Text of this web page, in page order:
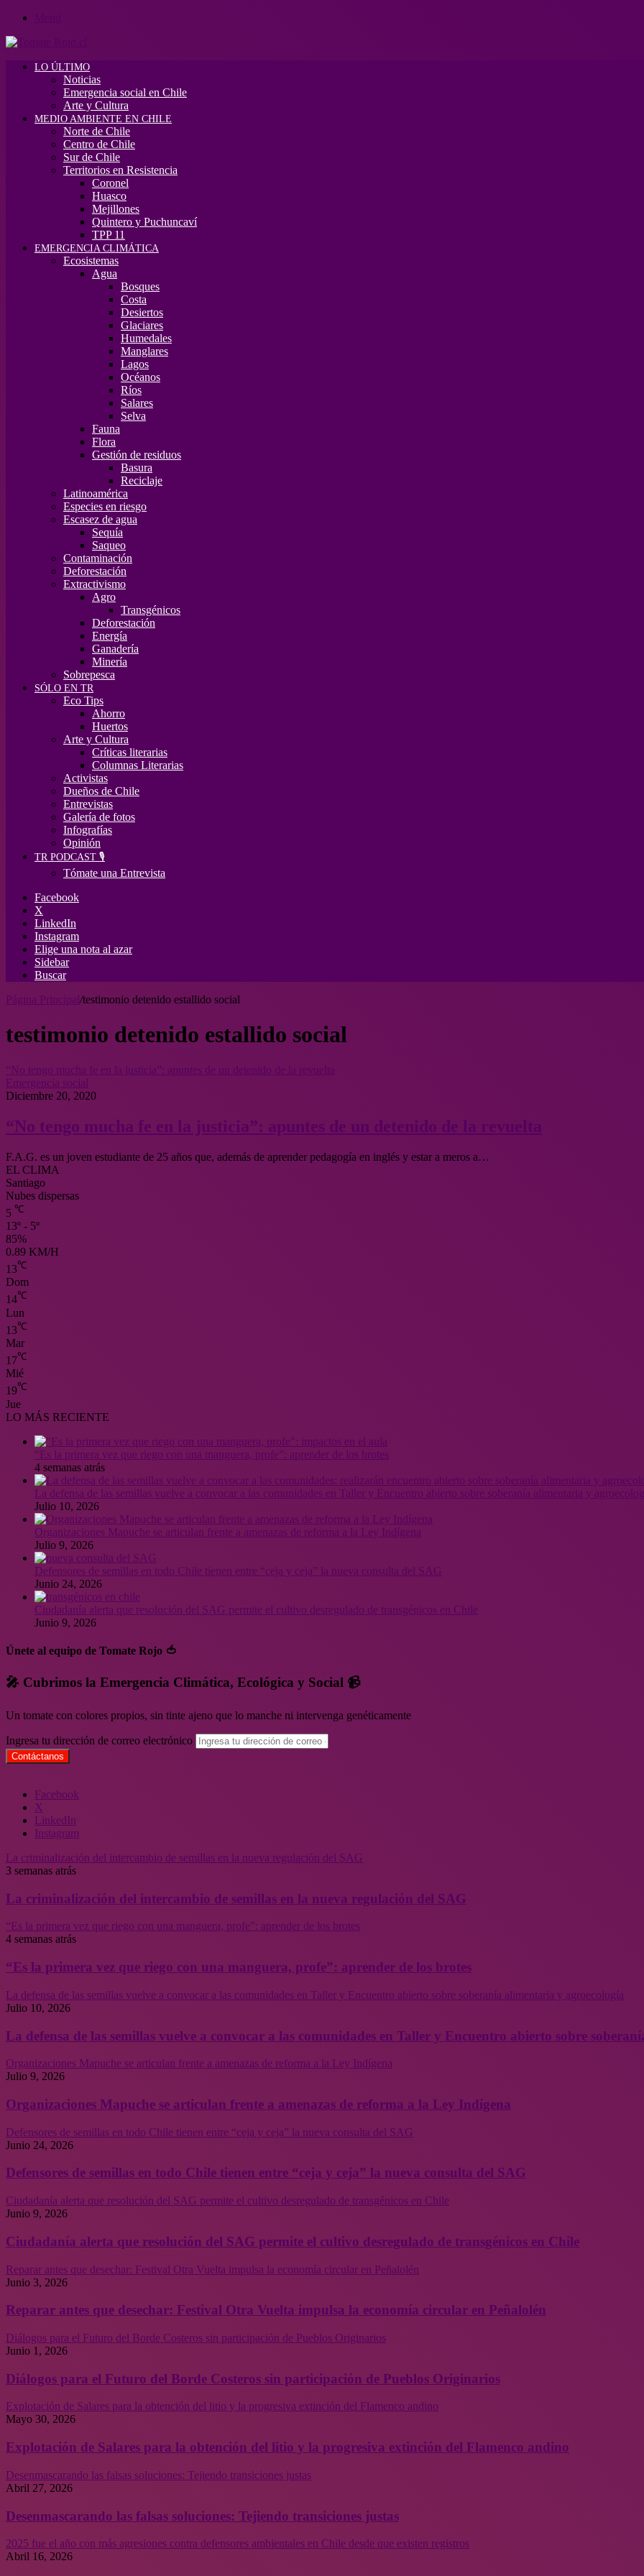
LO ÚLTIMO
Noticias
Emergencia social en Chile
Arte y Cultura
MEDIO AMBIENTE EN CHILE
Norte de Chile
Centro de Chile
Sur de Chile
Territorios en Resistencia
Coronel
Huasco
Mejillones
Quintero y Puchuncaví
TPP 11
EMERGENCIA CLIMÁTICA
Ecosistemas
Agua
Bosques
Costa
Desiertos
Glaciares
Humedales
Manglares
Lagos
Océanos
Ríos
Salares
Selva
Fauna
Flora
Gestión de residuos
Basura
Reciclaje
Latinoamérica
Especies en riesgo
Escasez de agua
Sequía
Saqueo
Contaminación
Deforestación
Extractivismo
Agro
Transgénicos
Deforestación
Energía
Ganadería
Minería
Sobrepesca
SÓLO EN TR
Eco Tips
Ahorro
Huertos
Arte y Cultura
Críticas literarias
Columnas Literarias
Activistas
Dueños de Chile
Entrevistas
Galería de fotos
Infografías
Opinión
TR PODCAST 🎙️
Tómate una Entrevista
Facebook
X
LinkedIn
Instagram
Elige una nota al azar
Sidebar
Buscar
Página Principal /testimonio detenido estallido social
testimonio detenido estallido social
“No tengo mucha fe en la justicia”: apuntes de un detenido de la revuelta
Emergencia social
Diciembre 20, 2020
“No tengo mucha fe en la justicia”: apuntes de un detenido de la revuelta
F.A.G. es un joven estudiante de 25 años que, además de aprender pedagogía en inglés y estar a meros a…
EL CLIMA
Santiago
Nubes dispersas
5 ℃
13º - 5º
85%
0.89 KM/H
13℃
Dom
14℃
Lun
13℃
Mar
17℃
Mié
19℃
Jue
LO MÁS RECIENTE
“Es la primera vez que riego con una manguera, profe”: aprender de los brotes
4 semanas atrás
La defensa de las semillas vuelve a convocar a las comunidades en Taller y Encuentro abierto sobre soberanía alimentaria y
Julio 10, 2026
Organizaciones Mapuche se articulan frente a amenazas de reforma a la Ley Indígena
Julio 9, 2026
Defensores de semillas en todo Chile tienen entre “ceja y ceja” la nueva consulta del SAG
Junio 24, 2026
Ciudadanía alerta que resolución del SAG permite el cultivo desregulado de transgénicos en Chile
Junio 9, 2026
Únete al equipo de Tomate Rojo 🍅
🎤 Cubrimos la Emergencia Climática, Ecológica y Social 📹
Un tomate con colores propios, sin tinte ajeno que lo manche ni intervenga genéticamente
Ingresa tu dirección de correo electrónico
Facebook
X
LinkedIn
Instagram
La criminalización del intercambio de semillas en la nueva regulación del SAG
3 semanas atrás
La criminalización del intercambio de semillas en la nueva regulación del SAG
“Es la primera vez que riego con una manguera, profe”: aprender de los brotes
4 semanas atrás
“Es la primera vez que riego con una manguera, profe”: aprender de los brotes
La defensa de las semillas vuelve a convocar a las comunidades en Taller y Encuentro abierto sobre soberanía alimentaria y agroecología
Julio 10, 2026
La defensa de las semillas vuelve a convocar a las comunidades en Taller y Encuentro abierto sobre
Organizaciones Mapuche se articulan frente a amenazas de reforma a la Ley Indígena
Julio 9, 2026
Organizaciones Mapuche se articulan frente a amenazas de reforma a la Ley Indígena
Defensores de semillas en todo Chile tienen entre “ceja y ceja” la nueva consulta del SAG
Junio 24, 2026
Defensores de semillas en todo Chile tienen entre “ceja y ceja” la nueva consulta del SAG
Ciudadanía alerta que resolución del SAG permite el cultivo desregulado de transgénicos en Chile
Junio 9, 2026
Ciudadanía alerta que resolución del SAG permite el cultivo desregulado de transgénicos en Chile
Reparar antes que desechar: Festival Otra Vuelta impulsa la economía circular en Peñalolén
Junio 3, 2026
Reparar antes que desechar: Festival Otra Vuelta impulsa la economía circular en Peñalolén
Diálogos para el Futuro del Borde Costeros sin participación de Pueblos Originarios
Junio 1, 2026
Diálogos para el Futuro del Borde Costeros sin participación de Pueblos Originarios
Explotación de Salares para la obtención del litio y la progresiva extinción del Flamenco andino
Mayo 30, 2026
Explotación de Salares para la obtención del litio y la progresiva extinción del Flamenco andino
Desenmascarando las falsas soluciones: Tejiendo transiciones justas
Abril 27, 2026
Desenmascarando las falsas soluciones: Tejiendo transiciones justas
2025 fue el año con más agresiones contra defensores ambientales en Chile desde que existen registros
Abril 16, 2026